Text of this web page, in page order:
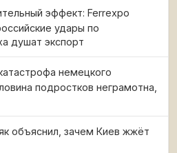
эффект: Ferrexpo
удары по
душат экспорт
немецкого
подростков неграмотна,
объяснил, зачем Киев жжёт